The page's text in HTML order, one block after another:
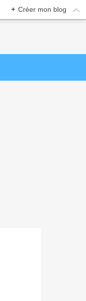
+ Créer mon blog